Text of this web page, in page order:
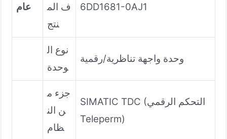
عام
ف الم
نتج
6DD1681-0AJ1
نوع ال
وحدة
وحدة واجهة تناظرية/رقمية
جزء م
ن الن
ظام
SIMATIC TDC (التحكم الرقمي
Teleperm)